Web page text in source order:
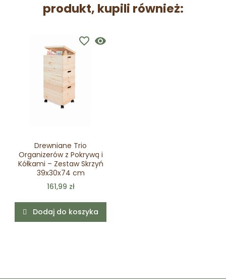
produkt, kupili również:
visibility
favorite_border
Drewniane Trio
Organizerów z Pokrywą i
Kółkami – Zestaw Skrzyń
39x30x74 cm
161,99 zł
Dodaj do koszyka